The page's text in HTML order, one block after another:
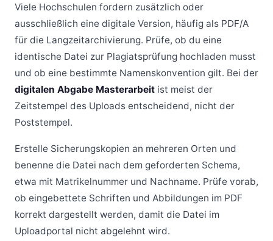
Viele Hochschulen fordern zusätzlich oder
ausschließlich eine digitale Version, häufig als PDF/A
für die Langzeitarchivierung. Prüfe, ob du eine
identische Datei zur Plagiatsprüfung hochladen musst
und ob eine bestimmte Namenskonvention gilt. Bei der
digitalen Abgabe Masterarbeit ist meist der
Zeitstempel des Uploads entscheidend, nicht der
Poststempel.
Erstelle Sicherungskopien an mehreren Orten und
benenne die Datei nach dem geforderten Schema,
etwa mit Matrikelnummer und Nachname. Prüfe vorab,
ob eingebettete Schriften und Abbildungen im PDF
korrekt dargestellt werden, damit die Datei im
Uploadportal nicht abgelehnt wird.